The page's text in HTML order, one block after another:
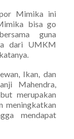
Mimika ini
bisa go
guna
dari UMKM
Ikan, dan
Mahendra,
merupakan
meningkatkan
mendapat